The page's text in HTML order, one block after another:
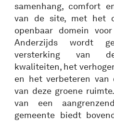
samenhang, comfort
van de site, met het
openbaar domein
Anderzijds wordt
versterking van
kwaliteiten, het
en het verbeteren van
van deze groene
van een
gemeente biedt